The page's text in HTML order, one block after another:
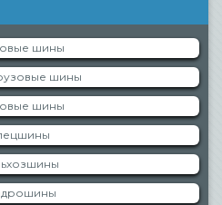
шины
шины
шины